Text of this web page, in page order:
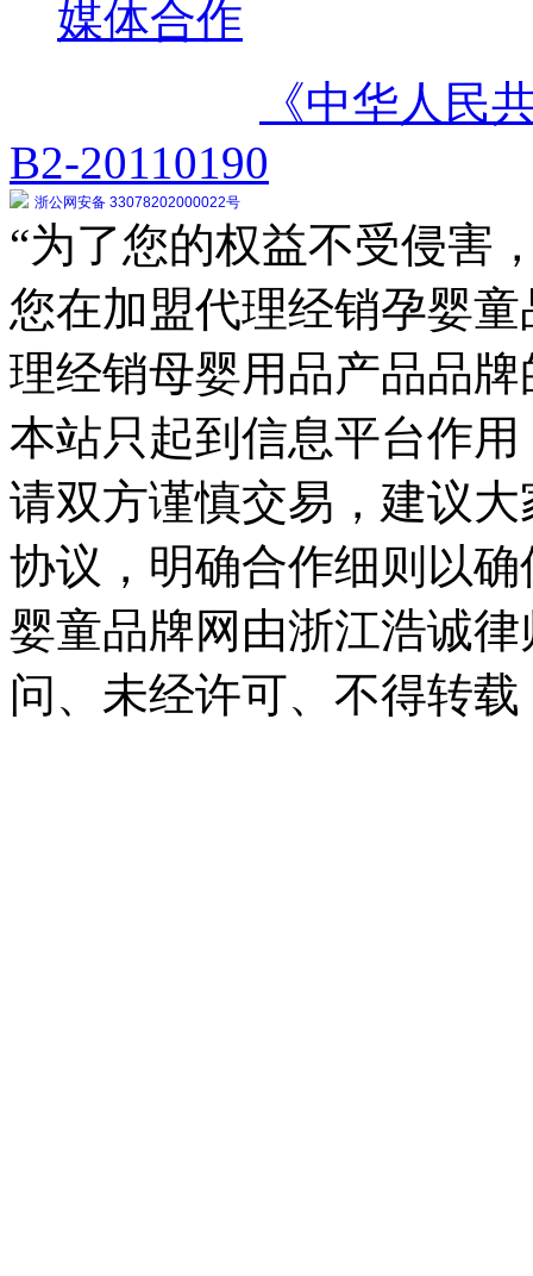
媒体合作
《中华人民
B2-20110190
浙公网安备 33078202000022号
“为了您的权益不受侵害
您在加盟代理经销孕婴
理经销母婴用品产品品
本站只起到信息平台作
请双方谨慎交易，建议
协议，明确合作细则以
婴童品牌网由浙江浩诚
问、未经许可、不得转载